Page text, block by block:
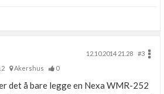
12.10.2014 21.28
#3
Akershus 0
det å bare legge en Nexa WMR-252